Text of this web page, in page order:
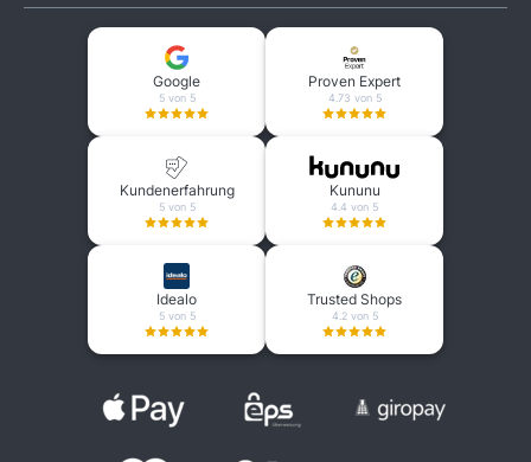
Google
5 von 5
Proven Expert
4.73 von 5
Kundenerfahrung
5 von 5
Kununu
4.4 von 5
Idealo
5 von 5
Trusted Shops
4.2 von 5